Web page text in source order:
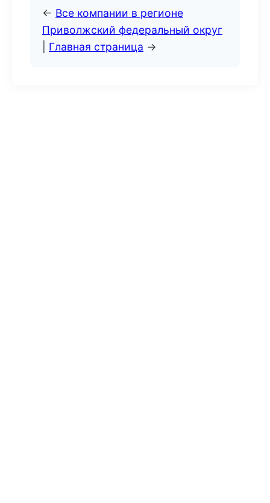
← Все компании в регионе
Приволжский федеральный округ
Главная страница →